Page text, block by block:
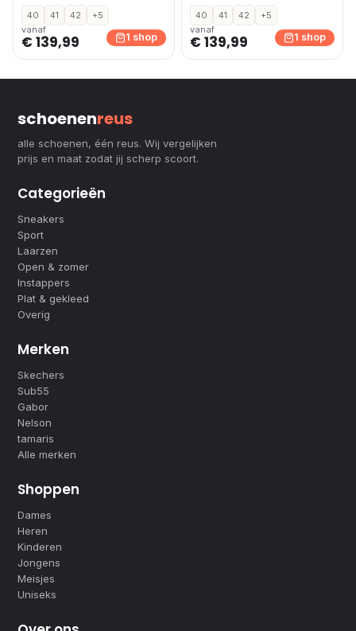
40 41 42
+5
vanaf
€ 139,99 1 shop
40 41 42
+5
vanaf
€ 139,99 1 shop
schoenenreus
alle schoenen, één reus. Wij vergelijken
prijs en maat zodat jij scherp scoort.
Categorieën
Sneakers
Sport
Laarzen
Open & zomer
Instappers
Plat & gekleed
Overig
Merken
Skechers
Sub55
Gabor
Nelson
tamaris
Alle merken
Shoppen
Dames
Heren
Kinderen
Jongens
Meisjes
Uniseks